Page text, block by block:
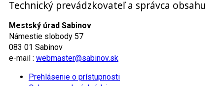
Technický prevádzkovateľ a správca obsahu
Mestský úrad Sabinov
Námestie slobody 57
083 01 Sabinov
e-mail : webmaster@sabinov.sk
Prehlásenie o prístupnosti